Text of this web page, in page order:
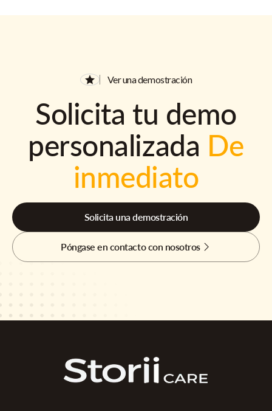
Ver una demostración
Solicita tu demo
personalizada De
inmediato
Solicita una demostración
Póngase en contacto con nosotros